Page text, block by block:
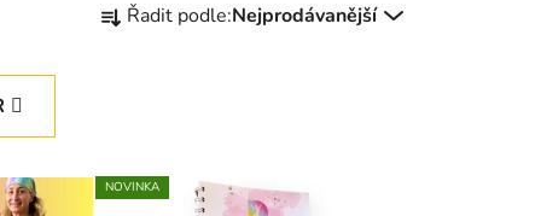
a
p
Řadit podle:Nejprodávanější
NOVINKA